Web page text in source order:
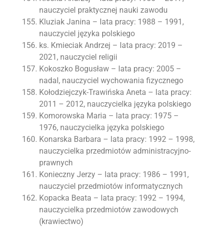
nauczyciel praktycznej nauki zawodu
Kluziak Janina – lata pracy: 1988 – 1991,
nauczyciel języka polskiego
ks. Kmieciak Andrzej – lata pracy: 2019 –
2021, nauczyciel religii
Kokoszko Bogusław – lata pracy: 2005 –
nadal, nauczyciel wychowania fizycznego
Kołodziejczyk-Trawińska Aneta – lata pracy:
2011 – 2012, nauczycielka języka polskiego
Komorowska Maria – lata pracy: 1975 –
1976, nauczycielka języka polskiego
Konarska Barbara – lata pracy: 1992 – 1998,
nauczycielka przedmiotów administracyjno-
prawnych
Konieczny Jerzy – lata pracy: 1986 – 1991,
nauczyciel przedmiotów informatycznych
Kopacka Beata – lata pracy: 1992 – 1994,
nauczycielka przedmiotów zawodowych
(krawiectwo)